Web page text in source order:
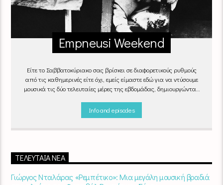
Empneusi Weekend
Είτε το Σαββατοκύριακο σας βρίσκει σε διαφορετικούς ρυθμούς
από τις καθημερινές είτε όχι, εμείς είμαστε εδώ για να ντύσουμε
μουσικά τις δύο τελευταίες μέρες της εβδομάδας, δημιουργώντας
Info and episodes
ΤΕΛΕΥΤΑΊΑ ΝΈΑ
Γιώργος Νταλάρας «Ρεμπέτικο»: Μια μεγάλη μουσική βραδιά